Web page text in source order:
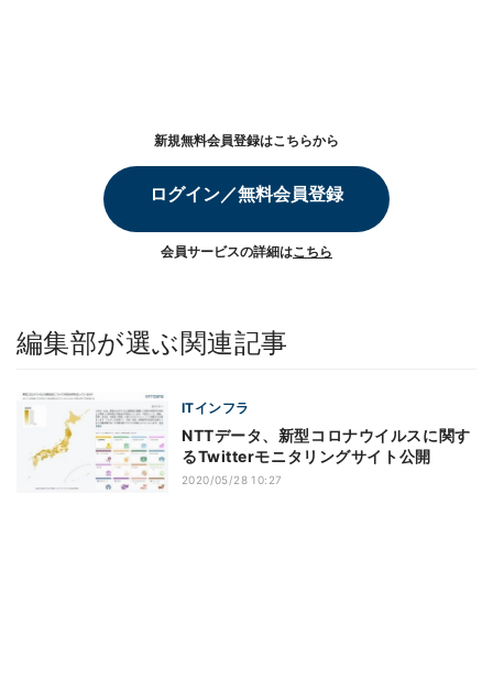
新規無料会員登録はこちらから
ログイン／無料会員登録
会員サービスの詳細はこちら
編集部が選ぶ関連記事
ITインフラ
NTTデータ、新型コロナウイルスに関す
るTwitterモニタリングサイト公開
2020/05/28 10:27